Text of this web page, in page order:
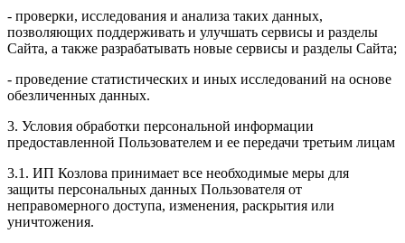
- проверки, исследования и анализа таких данных,
позволяющих поддерживать и улучшать сервисы и разделы
Сайта, а также разрабатывать новые сервисы и разделы Сайта;
- проведение статистических и иных исследований на основе
обезличенных данных.
3. Условия обработки персональной информации
предоставленной Пользователем и ее передачи третьим лицам
3.1. ИП Козлова принимает все необходимые меры для
защиты персональных данных Пользователя от
неправомерного доступа, изменения, раскрытия или
уничтожения.